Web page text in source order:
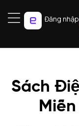
Đăng nhập
Sách